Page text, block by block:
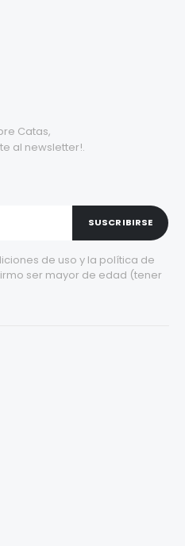
Catas,
al newsletter!.
SUSCRIBIRSE
de uso y la política de
ser mayor de edad (tener